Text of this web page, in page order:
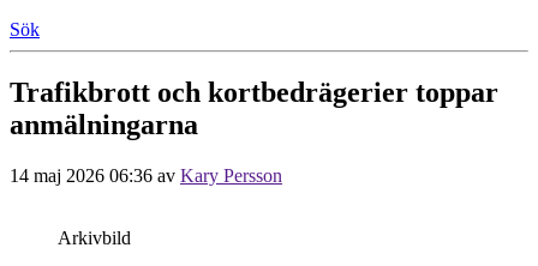
Sök
Trafikbrott och kortbedrägerier toppar
anmälningarna
14 maj 2026 06:36 av Kary Persson
Arkivbild